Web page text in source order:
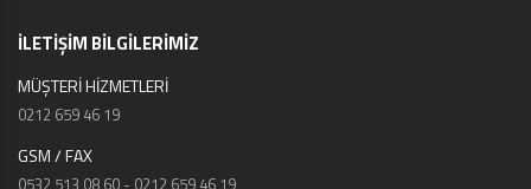
İLETİŞİM BİLGİLERİMİZ
MÜŞTERİ HİZMETLERİ
0212 659 46 19
GSM / FAX
0532 513 08 60 - 0212 659 46 19